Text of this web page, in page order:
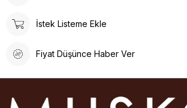
İstek Listeme Ekle
Fiyat Düşünce Haber Ver